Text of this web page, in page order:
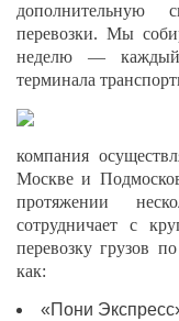
дополнительную
перевозки. Мы
неделю — каждый
терминала
компания
Москве и
протяжении
сотрудничает с
перевозку грузов
как:
«Пони